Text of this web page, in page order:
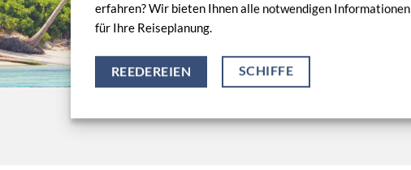
erfahren? Wir bieten Ihnen alle notwendigen Informationen
für Ihre Reiseplanung.
REEDEREIEN SCHIFFE